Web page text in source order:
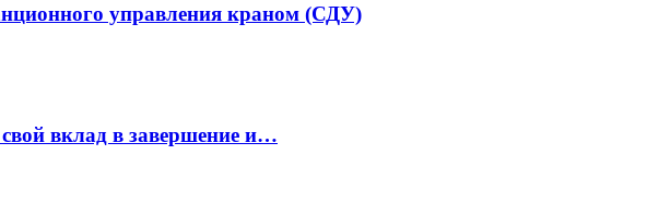
управления краном (СДУ)
вклад в завершение и…